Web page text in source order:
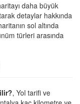
daha büyük
detaylar hakkında
sol altında
türleri arasında
, Yol tarifi ve